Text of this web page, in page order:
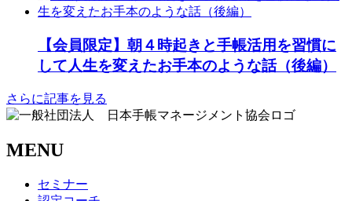
【会員限定】朝４時起きと手帳活用を習慣に
して人生を変えたお手本のような話（後編）
さらに記事を見る
MENU
セミナー